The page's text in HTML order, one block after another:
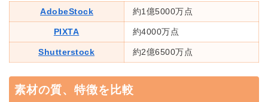
AdobeStock 約1億5000万点
PIXTA 約4000万点
Shutterstock 約2億6500万点
素材の質、特徴を比較